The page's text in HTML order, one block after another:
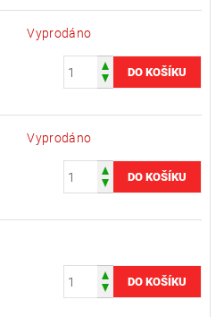
Vyprodáno
Vyprodáno